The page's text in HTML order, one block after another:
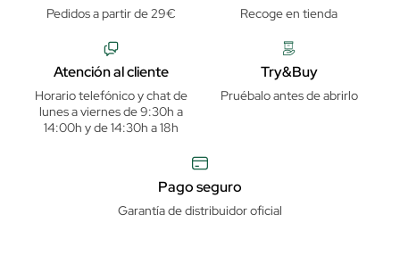
Pedidos a partir de 29€ Recoge en tienda
Atención al cliente
Horario telefónico y chat de
lunes a viernes de 9:30h a
14:00h y de 14:30h a 18h
Try&Buy
Pruébalo antes de abrirlo
Pago seguro
Garantía de distribuidor oficial